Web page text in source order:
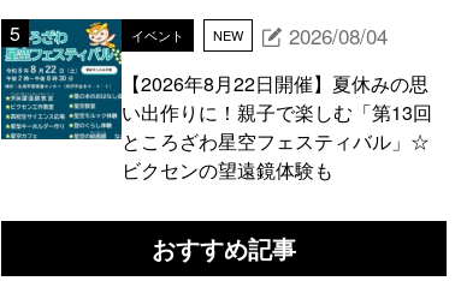
イベント NEW 2026/08/04
【2026年8月22日開催】夏休みの思
い出作りに！親子で楽しむ「第13回
ところざわ星空フェスティバル」☆
ビクセンの望遠鏡体験も
おすすめ記事